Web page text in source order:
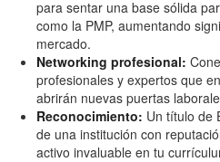
para sentar una base sólida
como la PMP, aumentando
mercado.
Networking profesional:
profesionales y expertos que
abrirán nuevas puertas
Reconocimiento: Un título de
de una institución con
activo invaluable en tu